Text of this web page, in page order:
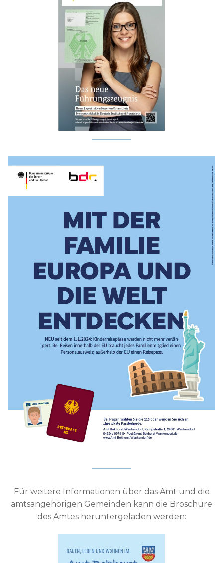
Für weitere Informationen über das Amt und die
amtsangehörigen Gemeinden kann die Broschüre
des Amtes heruntergeladen werden: